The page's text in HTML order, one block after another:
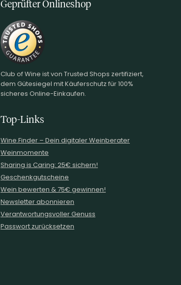
Geprüfter Onlineshop
Club of Wine ist von Trusted Shops zertifiziert,
dem Gütesiegel mit Käuferschutz für 100%
sicheres Online-Einkaufen.
Top-Links
Wine.Finder – Dein digitaler Weinberater
Weinmomente
Sharing is Caring: 25€ sichern!
Geschenkgutscheine
Wein bewerten & 75€ gewinnen!
Newsletter abonnieren
Verantwortungsvoller Genuss
Passwort zurücksetzen